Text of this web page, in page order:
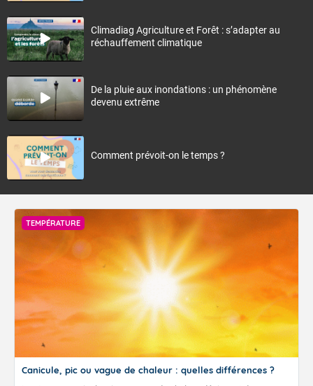
Climadiag Agriculture et Forêt : s’adapter au
réchauffement climatique
De la pluie aux inondations : un phénomène
devenu extrême
Comment prévoit-on le temps ?
TEMPÉRATURE
Canicule, pic ou vague de chaleur : quelles différences ?